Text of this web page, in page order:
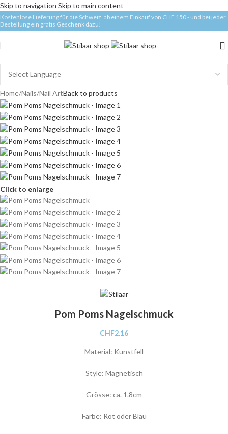
Skip to navigation Skip to main content
Kostenlose Lieferung für die Schweiz, ab einem Einkauf von CHF 150.- und bei jeder
Bestellung ein gratis Geschenk dazu!
Home/Nails/Nail ArtBack to products
Click to enlarge
Pom Poms Nagelschmuck
CHF2.16
Material: Kunstfell
Style: Magnetisch
Grösse: ca. 1.8cm
Farbe: Rot oder Blau